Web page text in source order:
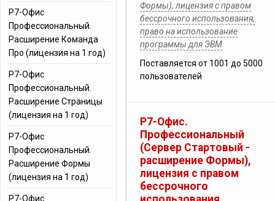
Формы), лицензия с правом
бессрочного использования,
право на использование
программы для ЭВМ
Поставляется от 1001 до 5000
пользователей
Р7-Офис.
Профессиональный
(Сервер Стартовый -
расширение Формы),
лицензия с правом
бессрочного
Р7-Офис
Профессиональный.
Расширение Команда
Про (лицензия на 1 год)
Р7-Офис
Профессиональный.
Расширение Страницы
(лицензия на 1 год)
Р7-Офис
Профессиональный.
Расширение Формы
(лицензия на 1 год)
Р7-Офис